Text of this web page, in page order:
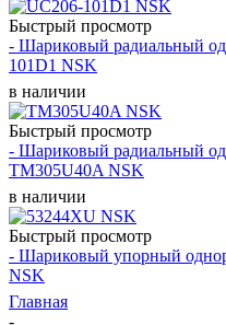
Быстрый просмотр
- Шариковый радиальный
101D1 NSK
в наличии
Быстрый просмотр
- Шариковый радиальный
TM305U40A NSK
в наличии
Быстрый просмотр
- Шариковый упорный
NSK
Главная
-